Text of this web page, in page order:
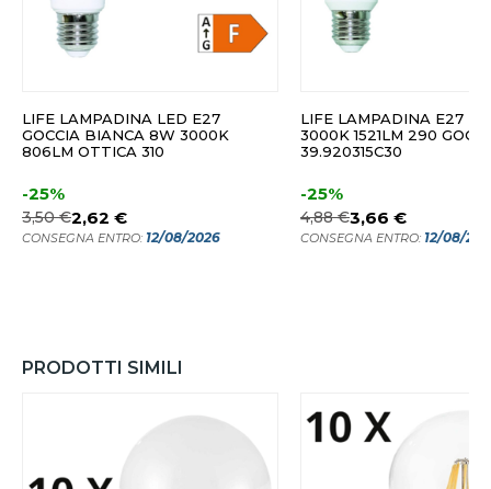
LIFE LAMPADINA LED E27
GOCCIA BIANCA 8W 3000K
806LM OTTICA 310
-25%
3,50 €2,62 €
CONSEGNA ENTRO: 12/08/2026
LIFE LAMPADINA E27
3000K 1521LM 290
39.920315C30
-25%
4,88 €3,66 €
CONSEGNA ENTRO: 12/08/
PRODOTTI SIMILI